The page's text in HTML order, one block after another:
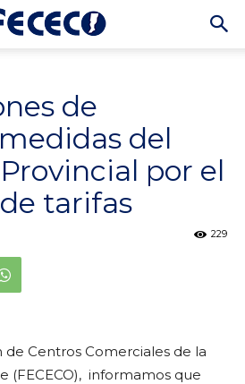
de
del
por el
tarifas
229
de Centros Comerciales de la
(FECECO), informamos que